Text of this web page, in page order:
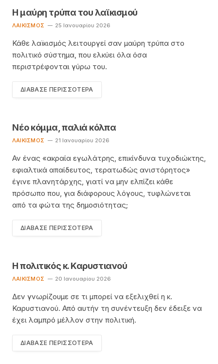
Η μαύρη τρύπα του λαϊκισμού
ΛΑΙΚΙΣΜΌΣ 25 Ιανουαρίου 2026
Κάθε λαϊκισμός λειτουργεί σαν μαύρη τρύπα στο
πολιτικό σύστημα, που ελκύει όλα όσα
περιστρέφονται γύρω του.
ΔΙΆΒΑΣΕ ΠΕΡΙΣΣΌΤΕΡΑ
Νέο κόμμα, παλιά κόλπα
ΛΑΙΚΙΣΜΌΣ 21 Ιανουαρίου 2026
Αν ένας «ακραία εγωλάτρης, επικίνδυνα τυχοδιώκτης,
εφιαλτικά απαίδευτος, τερατωδώς ανιστόρητος»
έγινε πλανητάρχης, γιατί να μην ελπίζει κάθε
πρόσωπο που, για διάφορους λόγους, τυφλώνεται
από τα φώτα της δημοσιότητας;
ΔΙΆΒΑΣΕ ΠΕΡΙΣΣΌΤΕΡΑ
Η πολιτικός κ. Καρυστιανού
ΛΑΙΚΙΣΜΌΣ 20 Ιανουαρίου 2026
Δεν γνωρίζουμε σε τι μπορεί να εξελιχθεί η κ.
Καρυστιανού. Από αυτήν τη συνέντευξη δεν έδειξε να
έχει λαμπρό μέλλον στην πολιτική.
ΔΙΆΒΑΣΕ ΠΕΡΙΣΣΌΤΕΡΑ